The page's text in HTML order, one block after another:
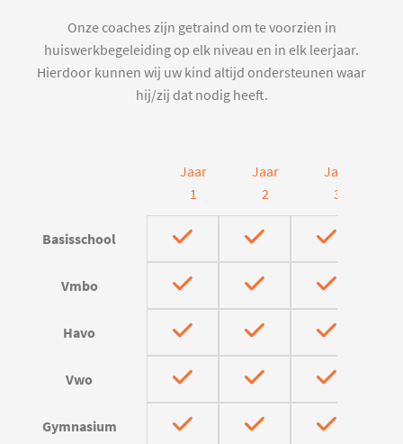
Onze coaches zijn getraind om te voorzien in
huiswerkbegeleiding op elk niveau en in elk leerjaar.
Hierdoor kunnen wij uw kind altijd ondersteunen waar
hij/zij dat nodig heeft.
Jaar
1
Jaar
2
Jaar
3
Basisschool
Vmbo
Havo
Vwo
Gymnasium